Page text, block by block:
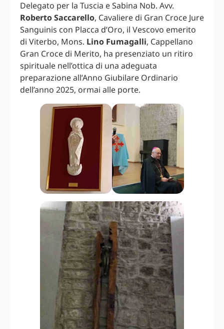
Delegato per la Tuscia e Sabina Nob. Avv.
Roberto Saccarello, Cavaliere di Gran Croce Jure
Sanguinis con Placca d’Oro, il Vescovo emerito
di Viterbo, Mons. Lino Fumagalli, Cappellano
Gran Croce di Merito, ha presenziato un ritiro
spirituale nell’ottica di una adeguata
preparazione all’Anno Giubilare Ordinario
dell’anno 2025, ormai alle porte.